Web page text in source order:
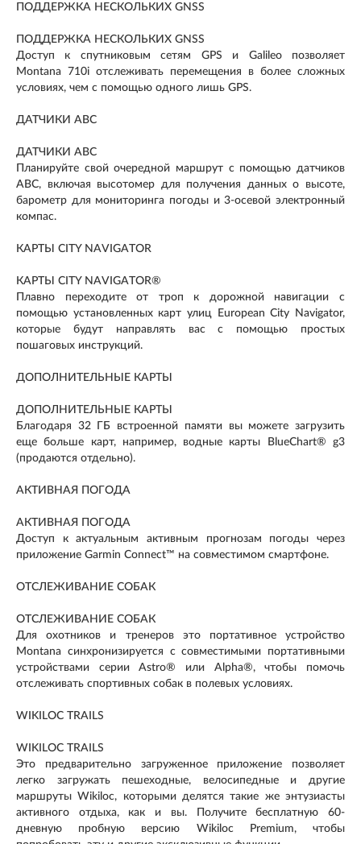
ПОДДЕРЖКА НЕСКОЛЬКИХ GNSS
ПОДДЕРЖКА НЕСКОЛЬКИХ GNSS
Доступ к спутниковым сетям GPS и Galileo позволяет
Montana 710i отслеживать перемещения в более сложных
условиях, чем с помощью одного лишь GPS.
ДАТЧИКИ ABC
ДАТЧИКИ ABC
Планируйте свой очередной маршрут с помощью датчиков
ABC, включая высотомер для получения данных о высоте,
барометр для мониторинга погоды и 3-осевой электронный
компас.
КАРТЫ CITY NAVIGATOR
КАРТЫ CITY NAVIGATOR®
Плавно переходите от троп к дорожной навигации с
помощью установленных карт улиц European City Navigator,
которые будут направлять вас с помощью простых
пошаговых инструкций.
ДОПОЛНИТЕЛЬНЫЕ КАРТЫ
ДОПОЛНИТЕЛЬНЫЕ КАРТЫ
Благодаря 32 ГБ встроенной памяти вы можете загрузить
еще больше карт, например, водные карты BlueChart® g3
(продаются отдельно).
АКТИВНАЯ ПОГОДА
АКТИВНАЯ ПОГОДА
Доступ к актуальным активным прогнозам погоды через
приложение Garmin Connect™ на совместимом смартфоне.
ОТСЛЕЖИВАНИЕ СОБАК
ОТСЛЕЖИВАНИЕ СОБАК
Для охотников и тренеров это портативное устройство
Montana синхронизируется с совместимыми портативными
устройствами серии Astro® или Alpha®, чтобы помочь
отслеживать спортивных собак в полевых условиях.
WIKILOC TRAILS
WIKILOC TRAILS
Это предварительно загруженное приложение позволяет
легко загружать пешеходные, велосипедные и другие
маршруты Wikiloc, которыми делятся такие же энтузиасты
активного отдыха, как и вы. Получите бесплатную 60-
дневную пробную версию Wikiloc Premium, чтобы